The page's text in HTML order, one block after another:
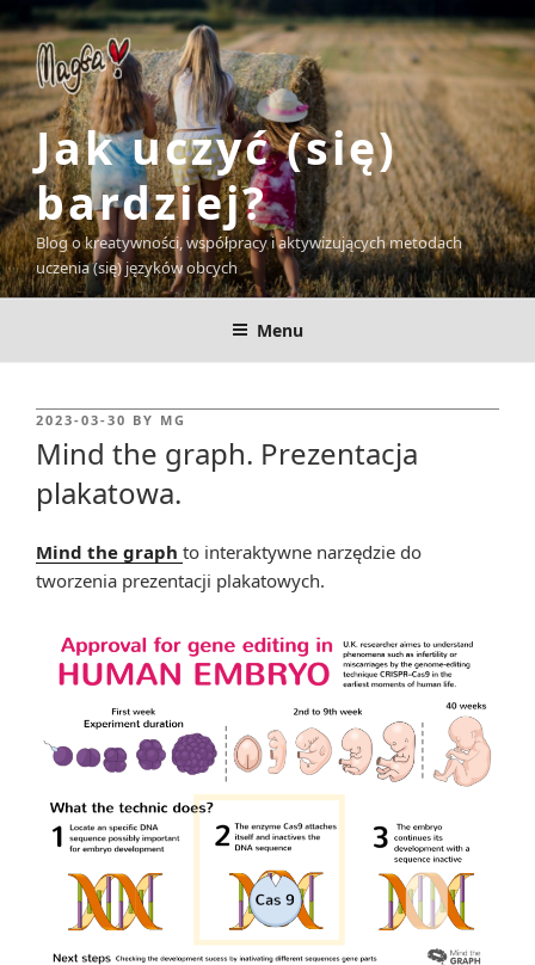
to
content
Jak uczyć (się)
bardziej?
Blog o kreatywności, współpracy i aktywizujących metodach
uczenia (się) języków obcych
Menu
POSTED
2023-03-30 BY MG
Mind the graph. Prezentacja
plakatowa.
Mind the graph to interaktywne narzędzie do
tworzenia prezentacji plakatowych.